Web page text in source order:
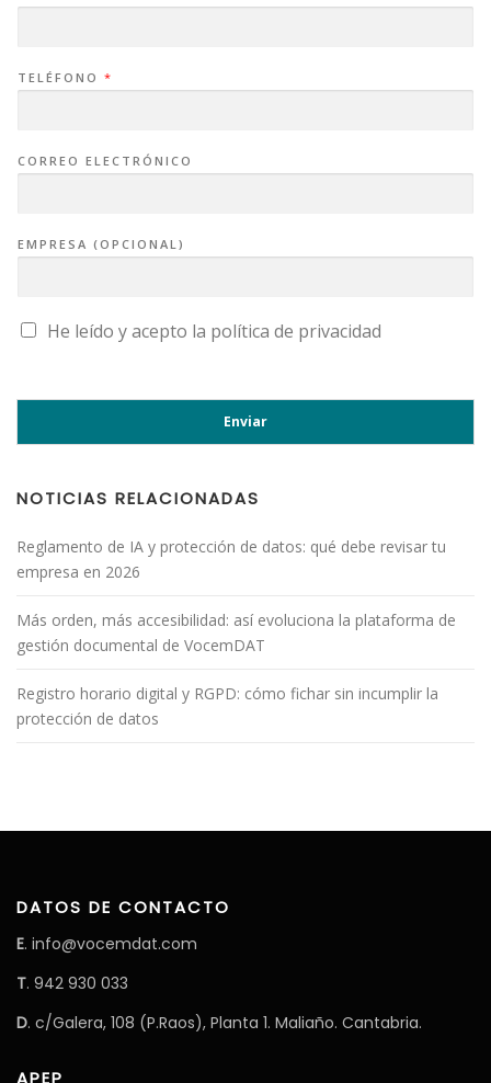
TELÉFONO *
CORREO ELECTRÓNICO
EMPRESA (OPCIONAL)
C
A
L
D
E
F
I
C
I
N
He leído y acepto la política de privacidad
Enviar
NOTICIAS RELACIONADAS
Reglamento de IA y protección de datos: qué debe revisar tu
empresa en 2026
Más orden, más accesibilidad: así evoluciona la plataforma de
gestión documental de VocemDAT
Registro horario digital y RGPD: cómo fichar sin incumplir la
protección de datos
DATOS DE CONTACTO
E. info@vocemdat.com
T. 942 930 033
D. c/Galera, 108 (P.Raos), Planta 1. Maliaño. Cantabria.
APEP